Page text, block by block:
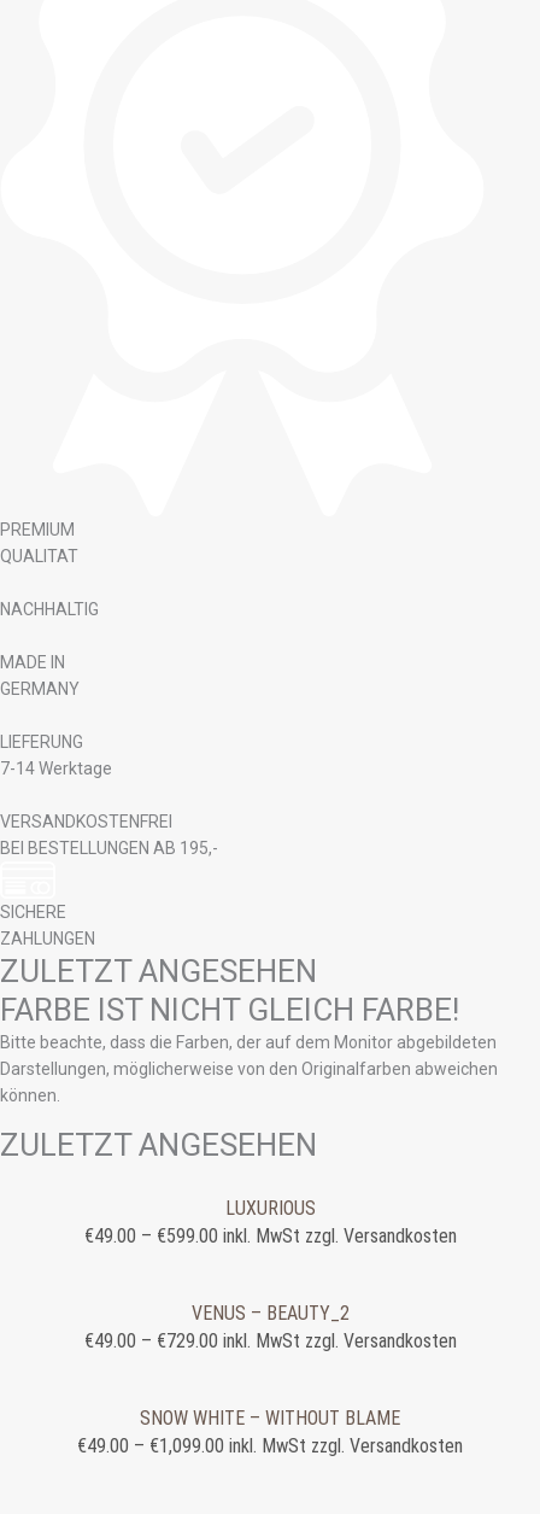
PREMIUM
QUALITAT
NACHHALTIG
MADE IN
GERMANY
LIEFERUNG
7-14 Werktage
VERSANDKOSTENFREI
BEI BESTELLUNGEN AB 195,-
SICHERE
ZAHLUNGEN
ZULETZT ANGESEHEN
FARBE IST NICHT GLEICH FARBE!
Bitte beachte, dass die Farben, der auf dem Monitor abgebildeten
Darstellungen, möglicherweise von den Originalfarben abweichen
können.
ZULETZT ANGESEHEN
LUXURIOUS
€49.00 – €599.00 inkl. MwSt zzgl. Versandkosten
VENUS – BEAUTY_2
€49.00 – €729.00 inkl. MwSt zzgl. Versandkosten
SNOW WHITE – WITHOUT BLAME
€49.00 – €1,099.00 inkl. MwSt zzgl. Versandkosten